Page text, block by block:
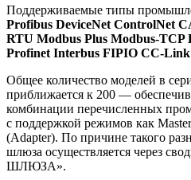
Поддерживаемые типы
Profibus DeviceNet ControlNet
RTU Modbus Plus Modbus-
Profinet Interbus FIPIO CC-
Общее количество моделей в
приближается к 200 —
комбинации перечисленных
с поддержкой режимов как
(Adapter). По причине такого
шлюза осуществляется через
ШЛЮЗА».